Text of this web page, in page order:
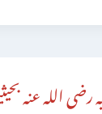
اللہ عنہ